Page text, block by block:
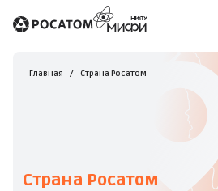
Главная Страна Росатом
Страна Росатом